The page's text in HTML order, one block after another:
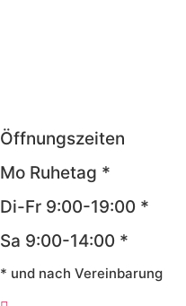
Öffnungszeiten
Mo Ruhetag *
Di-Fr 9:00-19:00 *
Sa 9:00-14:00 *
* und nach Vereinbarung